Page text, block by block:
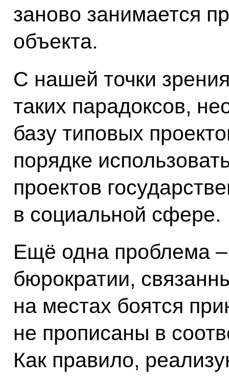
заново занимается
объекта.
С нашей точки
таких парадоксов,
базу типовых
порядке
проектов
в социальной сфере.
Ещё одна проблема
бюрократии,
на местах боятся
не прописаны в
Как правило,